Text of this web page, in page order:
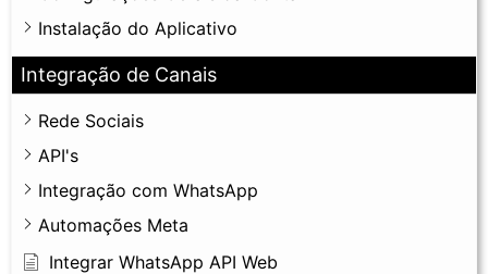
Instalação do Aplicativo
Integração de Canais
Rede Sociais
API's
Integração com WhatsApp
Automações Meta
Integrar WhatsApp API Web